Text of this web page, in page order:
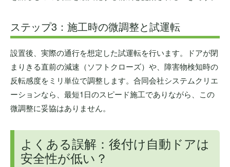
ステップ3：施工時の微調整と試運転
設置後、実際の通行を想定した試運転を行います。ドアが閉
まりきる直前の減速（ソフトクローズ）や、障害物検知時の
反転感度をミリ単位で調整します。合同会社システムクリエ
ーションなら、最短1日のスピード施工でありながら、この
微調整に妥協はありません。
よくある誤解：後付け自動ドアは
安全性が低い？